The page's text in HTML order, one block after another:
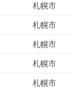
札幌市
札幌市
札幌市
札幌市
札幌市